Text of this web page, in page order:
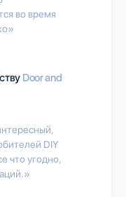
во время
Door and
DIY
что угодно,